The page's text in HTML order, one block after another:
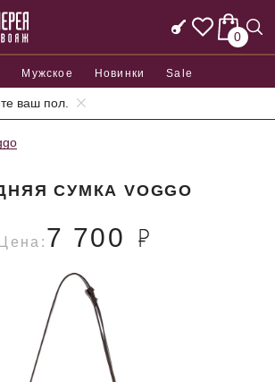
0
Мужское Новинки Sale
ваш пол.
сумки Средние женские сумки
СУМКА VOGGO
Цена: 7 700